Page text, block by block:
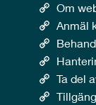
Om
Anmäl
Ta del